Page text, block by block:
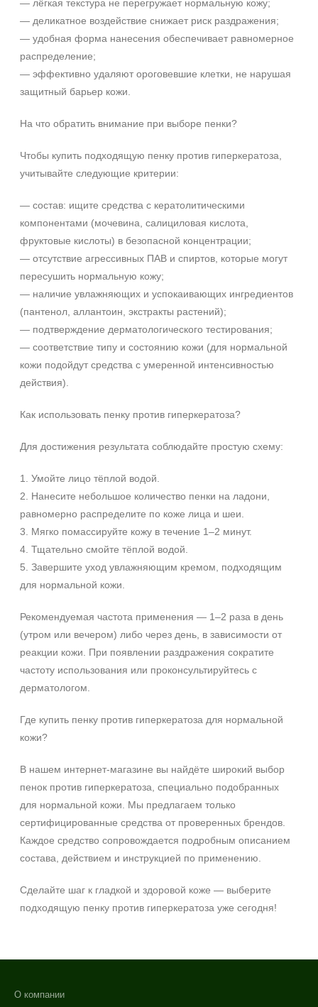
Веки
Декольте
Лицо
Показать еще
2 шт
20 мл
Ингредиенты
AHA-кислоты
Время применения
День
Показать еще
Пол
Демакияж
Массаж
Пилинг
Показать еще
Уровень SPF защиты
— лёгкая текстура не перегружает нормальную кожу;
— деликатное воздействие снижает риск раздражения;
— удобная форма нанесения обеспечивает равномерное
распределение;
— эффективно удаляют ороговевшие клетки, не нарушая
защитный барьер кожи.
На что обратить внимание при выборе пенки?
Чтобы купить подходящую пенку против гиперкератоза,
учитывайте следующие критерии:
— состав: ищите средства с кератолитическими
компонентами (мочевина, салициловая кислота,
фруктовые кислоты) в безопасной концентрации;
— отсутствие агрессивных ПАВ и спиртов, которые могут
пересушить нормальную кожу;
— наличие увлажняющих и успокаивающих ингредиентов
(пантенол, аллантоин, экстракты растений);
— подтверждение дерматологического тестирования;
— соответствие типу и состоянию кожи (для нормальной
кожи подойдут средства с умеренной интенсивностью
действия).
Как использовать пенку против гиперкератоза?
Для достижения результата соблюдайте простую схему:
1. Умойте лицо тёплой водой.
2. Нанесите небольшое количество пенки на ладони,
равномерно распределите по коже лица и шеи.
3. Мягко помассируйте кожу в течение 1–2 минут.
4. Тщательно смойте тёплой водой.
5. Завершите уход увлажняющим кремом, подходящим
для нормальной кожи.
Рекомендуемая частота применения — 1–2 раза в день
(утром или вечером) либо через день, в зависимости от
реакции кожи. При появлении раздражения сократите
частоту использования или проконсультируйтесь с
дерматологом.
Где купить пенку против гиперкератоза для нормальной
кожи?
В нашем интернет-магазине вы найдёте широкий выбор
пенок против гиперкератоза, специально подобранных
для нормальной кожи. Мы предлагаем только
сертифицированные средства от проверенных брендов.
Каждое средство сопровождается подробным описанием
состава, действием и инструкцией по применению.
Сделайте шаг к гладкой и здоровой коже — выберите
подходящую пенку против гиперкератоза уже сегодня!
О компании
Не показывать предложение о консультации
+7 (495) 640-58-89
+7 (929) 933-09-89